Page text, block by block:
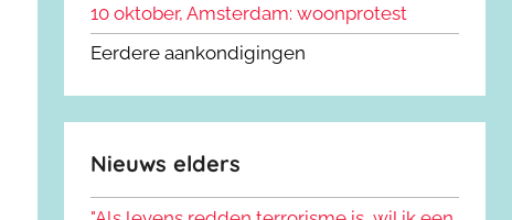
10 oktober, Amsterdam: woonprotest
Eerdere aankondigingen
Nieuws elders